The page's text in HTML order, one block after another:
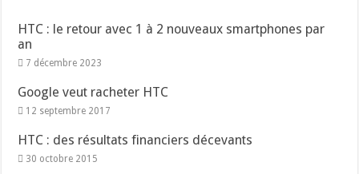
HTC : le retour avec 1 à 2 nouveaux smartphones par
an
7 décembre 2023
Google veut racheter HTC
12 septembre 2017
HTC : des résultats financiers décevants
30 octobre 2015